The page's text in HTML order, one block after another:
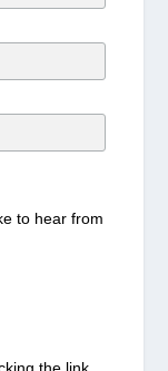
to hear from